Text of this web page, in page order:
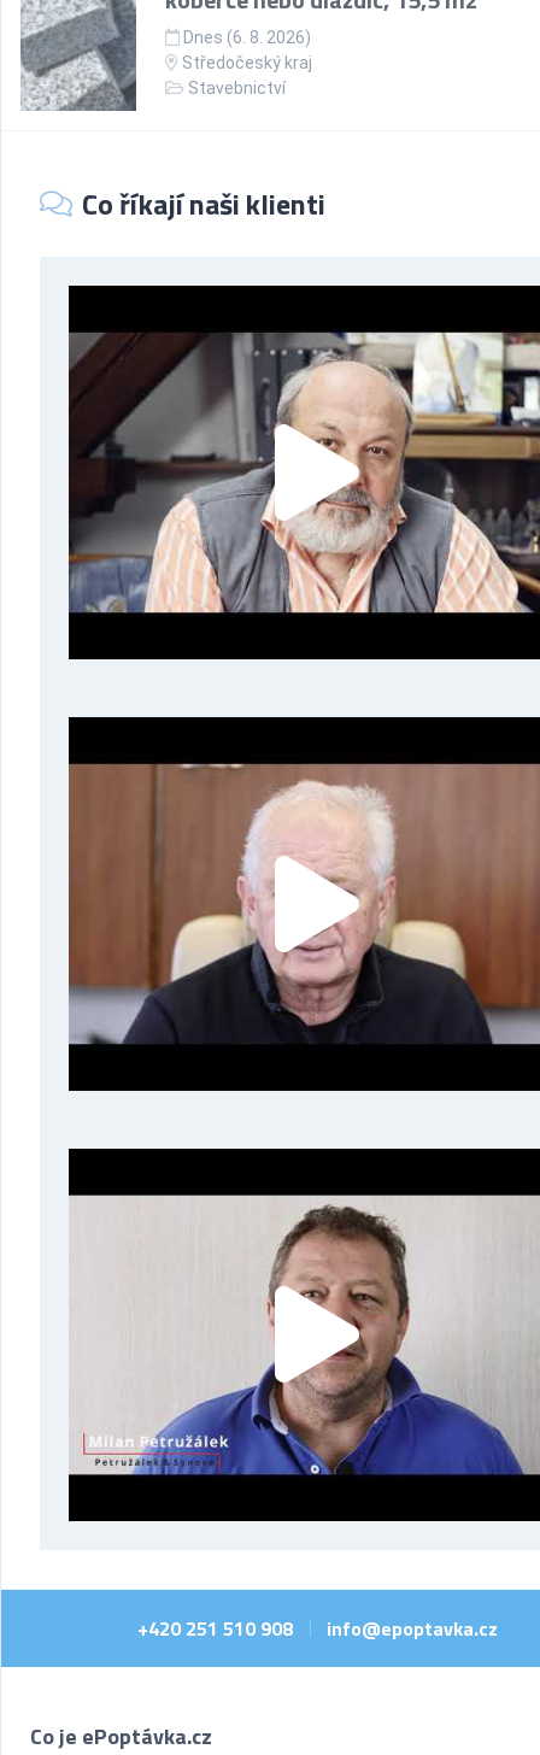
Dnes (6. 8. 2026)
Středočeský kraj
Stavebnictví
Co říkají naši klienti
+420 251 510 908 info@epoptavka.cz
Co je ePoptávka.cz